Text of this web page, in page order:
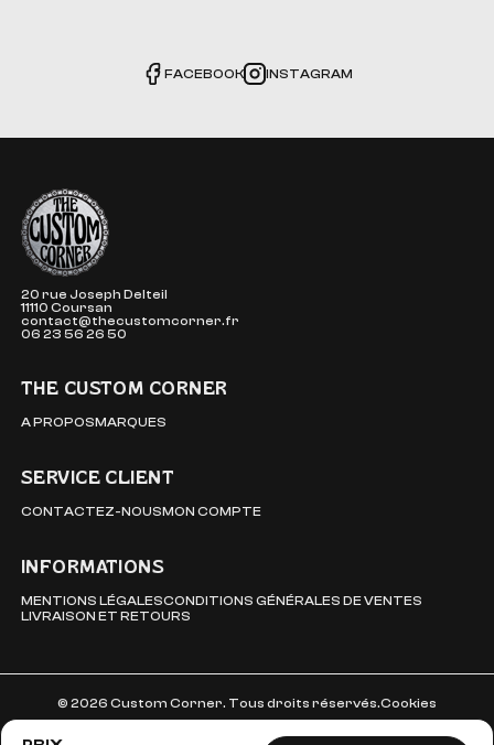
FACEBOOK INSTAGRAM
The Custom Corner
20 rue Joseph Delteil
11110 Coursan
contact@thecustomcorner.fr
06 23 56 26 50
THE CUSTOM CORNER
A PROPOSMARQUES
SERVICE CLIENT
CONTACTEZ-NOUSMON COMPTE
INFORMATIONS
MENTIONS LÉGALESCONDITIONS GÉNÉRALES DE VENTES
LIVRAISON ET RETOURS
© 2026 Custom Corner. Tous droits réservés.Cookies